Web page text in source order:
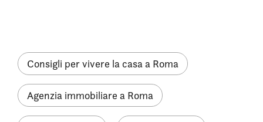
Consigli per vivere la casa a Roma
Agenzia immobiliare a Roma